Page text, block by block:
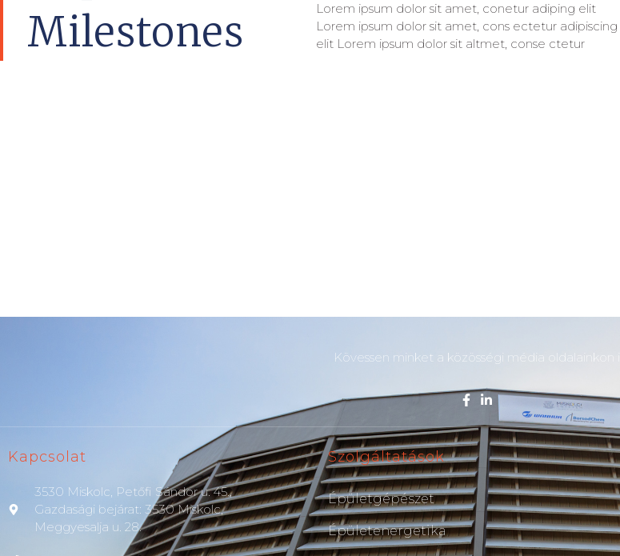
Milestones
Lorem ipsum dolor sit amet, conetur adiping elit
Lorem ipsum dolor sit amet, cons ectetur adipiscing
elit Lorem ipsum dolor sit altmet, conse ctetur
adipiscing elit aloma lomiur off silder tolos. Lorem
ipsum dolor sitlor amet, conetur adiping elit Lorem
Kövessen minket a közösségi média oldalainkon is!
Kapcsolat
3530 Miskolc, Petőfi Sándor u. 45.,
Gazdasági bejárat: 3530 Miskolc,
Meggyesalja u. 28.
Szolgáltatások
Épületgépészet
Épületenergetika